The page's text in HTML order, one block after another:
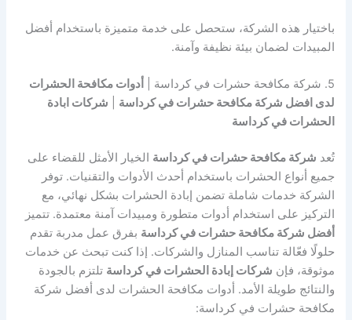
باختيار هذه الشركة، ستحصل على خدمة متميزة باستخدام أفضل
المبيدات لضمان بيئة نظيفة وآمنة.
5. شركة مكافحة حشرات في كرداسة |
أدوات مكافحة الحشرات
لدى افضل شركة مكافحة حشرات في كرداسة
شركات ابادة
الحشرات في كرداسة
تُعد شركة مكافحة حشرات في كرداسة الخيار الأمثل للقضاء على
جميع أنواع الحشرات باستخدام أحدث الأدوات والتقنيات. توفر
الشركة خدمات شاملة تضمن إبادة الحشرات بشكل نهائي، مع
التركيز على استخدام أدوات متطورة ومبيدات آمنة معتمدة. تتميز
أفضل شركة مكافحة حشرات في كرداسة بفرق عمل مدربة تقدم
حلولًا فعّالة تناسب المنازل والشركات. إذا كنت تبحث عن خدمات
موثوقة، فإن شركات إبادة الحشرات في كرداسة تلتزم بالجودة
والنتائج طويلة الأمد. أدوات مكافحة الحشرات لدى أفضل شركة
مكافحة حشرات في كرداسة: